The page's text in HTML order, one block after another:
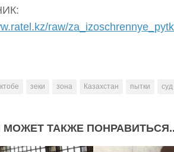
raw/
зеки зона Казахстан пытки суд
МОЖЕТ ТАКЖЕ